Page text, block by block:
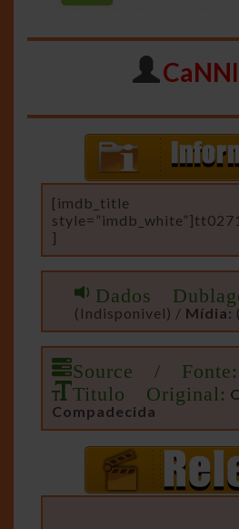
[imdb_title
]
Dados
(Indisponivel) / Mídia:
Source / Fonte:
Titulo Original:
Compadecida